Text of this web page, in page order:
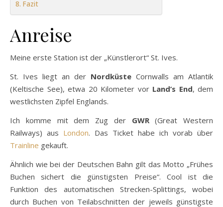
Fazit
Anreise
Meine erste Station ist der „Künstlerort“ St. Ives.
St. Ives liegt an der Nordküste Cornwalls am Atlantik
(Keltische See), etwa 20 Kilometer vor Land’s End, dem
westlichsten Zipfel Englands.
Ich komme mit dem Zug der GWR(Great Western
Railways) aus London. Das Ticket habe ich vorab über
Trainline gekauft.
Ähnlich wie bei der Deutschen Bahn gilt das Motto „Frühes
Buchen sichert die günstigsten Preise“. Cool ist die
Funktion des automatischen Strecken-Splittings, wobei
durch Buchen von Teilabschnitten der jeweils günstigste